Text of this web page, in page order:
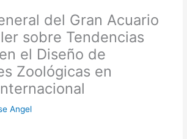
del Gran Acuario
sobre Tendencias
el Diseño de
Zoológicas en
Angel